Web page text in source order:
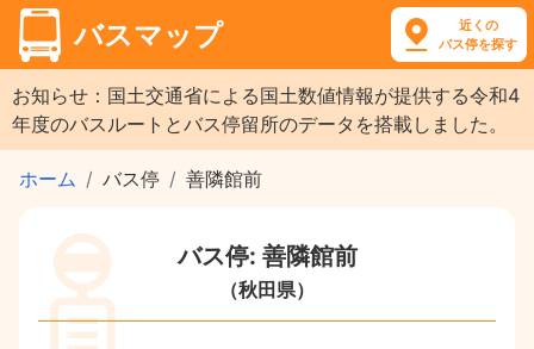
バスマップ
近くの
バス停を探す
お知らせ：国土交通省による国土数値情報が提供する令和4
年度のバスルートとバス停留所のデータを搭載しました。
ホーム バス停 善隣館前
バス停: 善隣館前
（秋田県）